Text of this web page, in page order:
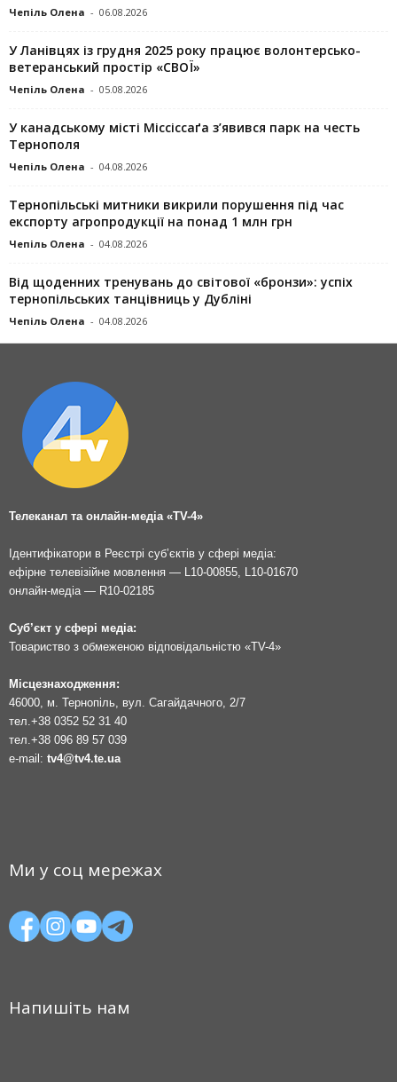
Чепіль Олена - 06.08.2026
У Ланівцях із грудня 2025 року працює волонтерсько-
ветеранський простір «СВОЇ»
Чепіль Олена - 05.08.2026
У канадському місті Міссіссаґа з’явився парк на честь
Тернополя
Чепіль Олена - 04.08.2026
Тернопільські митники викрили порушення під час
експорту агропродукції на понад 1 млн грн
Чепіль Олена - 04.08.2026
Від щоденних тренувань до світової «бронзи»: успіх
тернопільських танцівниць у Дубліні
Чепіль Олена - 04.08.2026
Телеканал та онлайн-медіа «TV-4»
Ідентифікатори в Реєстрі суб’єктів у сфері медіа:
ефірне телевізійне мовлення — L10-00855, L10-01670
онлайн-медіа — R10-02185
Суб’єкт у сфері медіа:
Товариство з обмеженою відповідальністю «TV-4»
Місцезнаходження:
46000, м. Тернопіль, вул. Сагайдачного, 2/7
тел.+38 0352 52 31 40
тел.+38 096 89 57 039
e-mail: tv4@tv4.te.ua
Ми у соц мережах
Напишіть нам